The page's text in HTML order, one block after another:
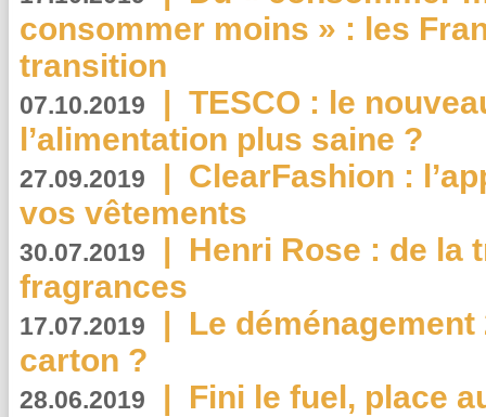
consommer moins » : les
transition
07.10.2019 | TESCO : le
l’alimentation plus saine ?
27.09.2019 | ClearFashion :
vos vêtements
30.07.2019 | Henri Rose : de la
fragrances
17.07.2019 | Le
carton ?
28.06.2019 | Fini le fuel, place